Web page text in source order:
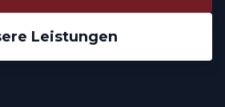
Leistungen